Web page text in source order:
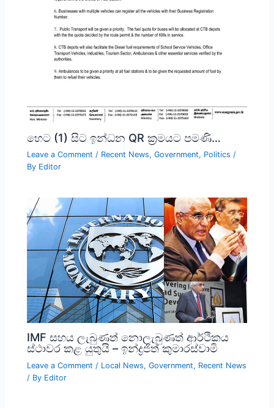
හෙට (1) සිට ඉන්ධන QR ක්‍රමයට පමණි…
Leave a Comment / Recent News,Government, Politics /
By Editor
IMF සහය ලැබුණත් නොලැබුණත් ආර්ථිකය
ස්ථාවර කළ යුතුයි – ඉන්ද්‍රජිත් කුමාරස්වාමි
Leave a Comment / Local News,Government, Recent News
/ By Editor